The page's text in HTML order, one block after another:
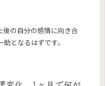
後の自分の感情に向き合
となるはずです。